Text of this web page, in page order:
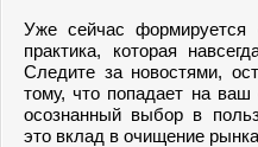
Уже сейчас формируется
практика, которая
Следите за новостями,
тому, что попадает на
осознанный выбор в
это вклад в очищение